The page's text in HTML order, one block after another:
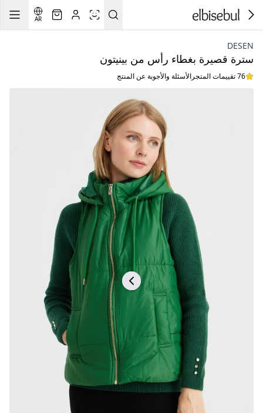
AR
DESEN
سترة قصيرة بغطاء رأس من بينيتون
76 تقييمات المتجر الأسئلة والأجوبة عن المنتج